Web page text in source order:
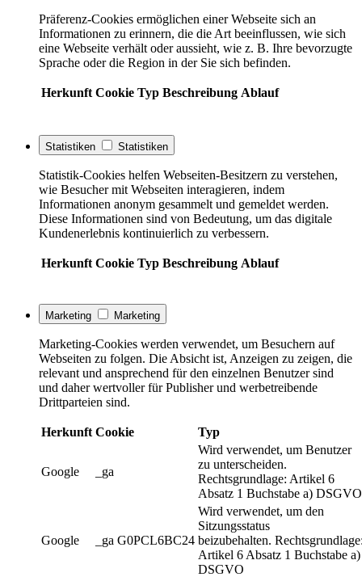
Präferenz-Cookies ermöglichen einer Webseite sich an
Informationen zu erinnern, die die Art beeinflussen, wie sich
eine Webseite verhält oder aussieht, wie z. B. Ihre bevorzugte
Sprache oder die Region in der Sie sich befinden.
Herkunft Cookie Typ Beschreibung Ablauf
Statistiken Statistiken
Statistik-Cookies helfen Webseiten-Besitzern zu verstehen,
wie Besucher mit Webseiten interagieren, indem
Informationen anonym gesammelt und gemeldet werden.
Diese Informationen sind von Bedeutung, um das digitale
Kundenerlebnis kontinuierlich zu verbessern.
Herkunft Cookie Typ Beschreibung Ablauf
Marketing Marketing
Marketing-Cookies werden verwendet, um Besuchern auf
Webseiten zu folgen. Die Absicht ist, Anzeigen zu zeigen, die
relevant und ansprechend für den einzelnen Benutzer sind
und daher wertvoller für Publisher und werbetreibende
Drittparteien sind.
Herkunft Cookie Typ
Google _ga
Wird verwendet, um Benutzer
zu unterscheiden.
Rechtsgrundlage: Artikel 6
Absatz 1 Buchstabe a) DSGVO
Google _ga G0PCL6BC24
Wird verwendet, um den
Sitzungsstatus
beizubehalten.
Artikel 6 Absatz 1 Buchstabe a)
DSGVO